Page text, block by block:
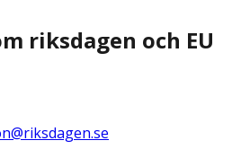
riksdagen och EU